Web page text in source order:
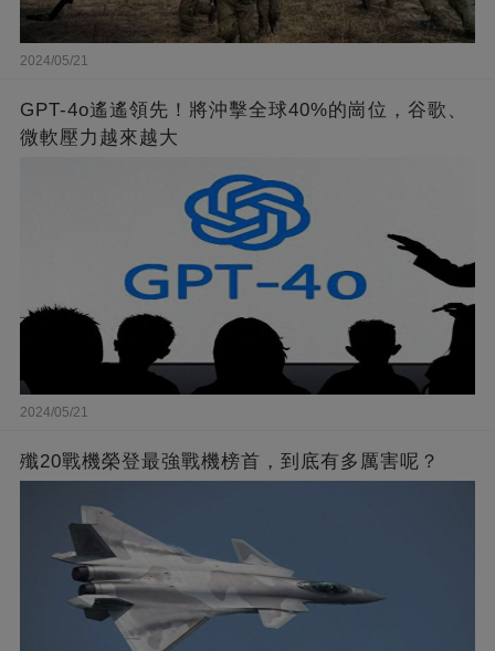
2024/05/21
GPT-4o遙遙領先！將沖擊全球40%的崗位，谷歌、
微軟壓力越來越大
2024/05/21
殲20戰機榮登最強戰機榜首，到底有多厲害呢？